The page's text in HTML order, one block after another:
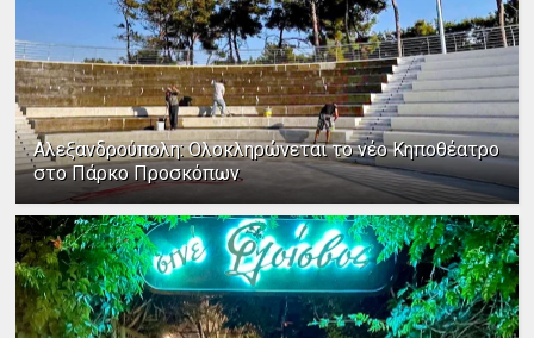
Αλεξανδρούπολη: Ολοκληρώνεται το νέο Κηποθέατρο
στο Πάρκο Προσκόπων